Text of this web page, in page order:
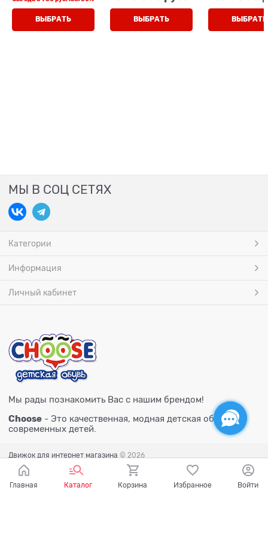
ВЫБРАТЬ
липучке
ВЫБРАТЬ
молния/
ВЫБРАТЬ
МЫ В СОЦ СЕТЯХ
Категории
Информация
Личный кабинет
Мы рады познакомить Вас с нашим брендом!
Choose - Это качественная, модная детская обувь для
современных детей.
Движок для интернет магазина © 2026
Главная Каталог Корзина Избранное Войти